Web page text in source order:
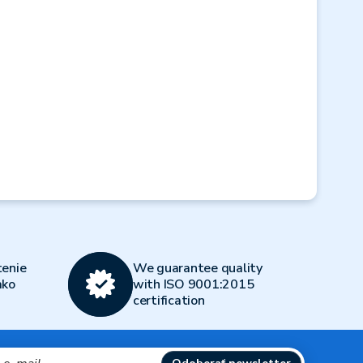
We guarantee quality
with ISO 9001:2015
certification